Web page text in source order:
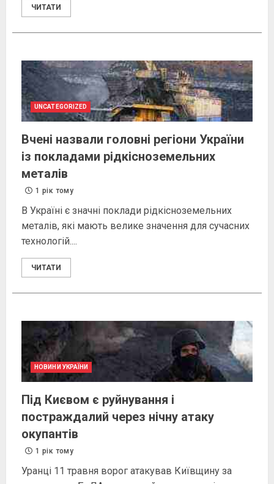
ЧИТАТИ
UNCATEGORIZED
Вчені назвали головні регіони України
із покладами рідкісноземельних
металів
1 рік тому
В Україні є значні поклади рідкісноземельних
металів, які мають велике значення для сучасних
технологій....
ЧИТАТИ
НОВИНИ УКРАЇНИ
Під Києвом є руйнування і
постраждалий через нічну атаку
окупантів
1 рік тому
Уранці 11 травня ворог атакував Київщину за